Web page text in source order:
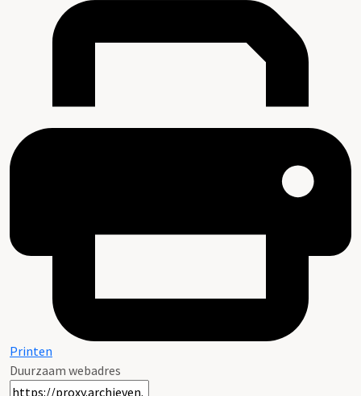
Printen
Duurzaam webadres